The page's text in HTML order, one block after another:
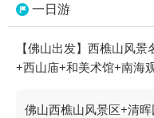
一日游
【佛山出发】西樵山风
+西山庙+和美术馆+南海
佛山西樵山风景区+清